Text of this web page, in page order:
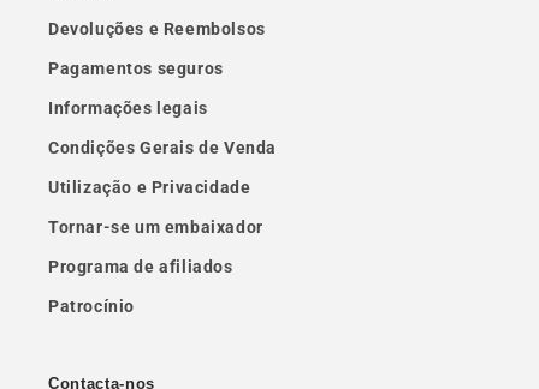
Devoluções e Reembolsos
Pagamentos seguros
Informações legais
Condições Gerais de Venda
Utilização e Privacidade
Tornar-se um embaixador
Programa de afiliados
Patrocínio
Contacta-nos